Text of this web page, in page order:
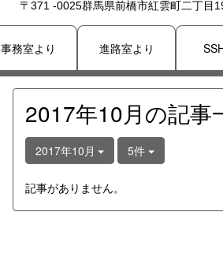
〒371 -0025群馬県前橋市紅雲町二丁
事務室より 進路室より
2017年10月の記事
2017年10月 5件
記事がありません。